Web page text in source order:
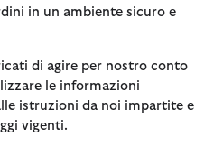
in un ambiente sicuro e
di agire per nostro conto
le informazioni
istruzioni da noi impartite e
vigenti.